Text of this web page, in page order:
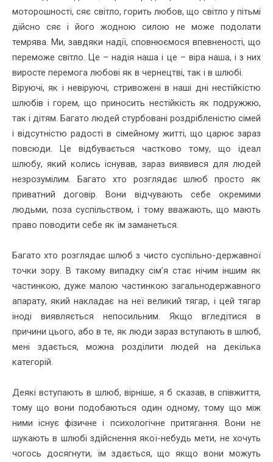
моторошності, сяє світло, горить любов, що світло у пітьмі
дійсно сяє і його жодною силою не може подолати
темрява. Ми, завдяки надії, сповнюємося впевненості, що
переможе світло. Це – надія наша і це – віра наша, і з них
виросте перемога любові як в чернецтві, так і в шлюбі.
Віруючі, як і невіруючі, стривожені в наші дні нестійкістю
шлюбів і горем, що приносить нестійкість як подружжю,
так і дітям. Багато людей стурбовані роздрібленістю сімей
і відсутністю радості в сімейному житті, що царює зараз
повсюди. Це відбувається частково тому, що ідеал
шлюбу, який колись існував, зараз виявився для людей
незрозумілим. Багато хто розглядає шлюб просто як
приватний договір. Вони відчувають себе окремими
людьми, поза суспільством, і тому вважають, що мають
право поводити себе як їм заманеться.
Багато хто розглядає шлюб з чисто суспільно-державної
точки зору. В такому випадку сім’я стає нічим іншим як
частинкою, дуже малою частинкою загальнодержавного
апарату, який накладає на неї великий тягар, і цей тягар
іноді виявляється непосильним. Якщо вгледітися в
причини цього, або в те, як люди зараз вступають в шлюб,
мені здається, можна розділити людей на декілька
категорій.
Деякі вступають в шлюб, вірніше, я б сказав, в співжиття,
тому що вони подобаються один одному, тому що між
ними існує фізичне і психологічне притягання. Вони не
шукають в шлюбі здійснення якої-небудь мети, не хочуть
чогось досягнути, їм здається, що якщо вони можуть